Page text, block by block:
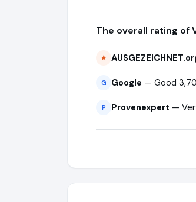
The overall rating of
★
G Google — Good
P Provenexpert —